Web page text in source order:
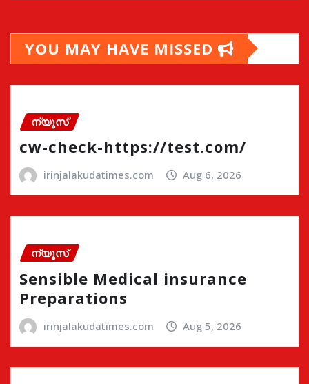
YOU MAY HAVE MISSED
ന്യൂസ്
cw-check-https://test.com/
irinjalakudatimes.com Aug 6, 2026
ന്യൂസ്
Sensible Medical insurance
Preparations
irinjalakudatimes.com Aug 5, 2026